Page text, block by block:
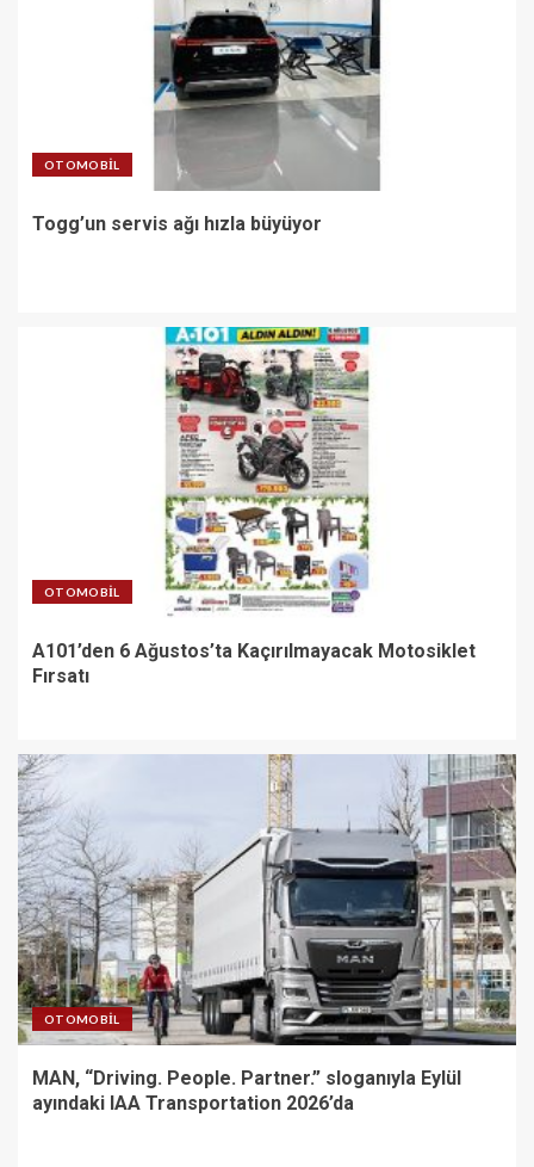
OTOMOBIL
Togg’un servis ağı hızla büyüyor
OTOMOBIL
A101’den 6 Ağustos’ta Kaçırılmayacak Motosiklet
Fırsatı
OTOMOBIL
MAN, “Driving. People. Partner.” sloganıyla Eylül
ayındaki IAA Transportation 2026’da